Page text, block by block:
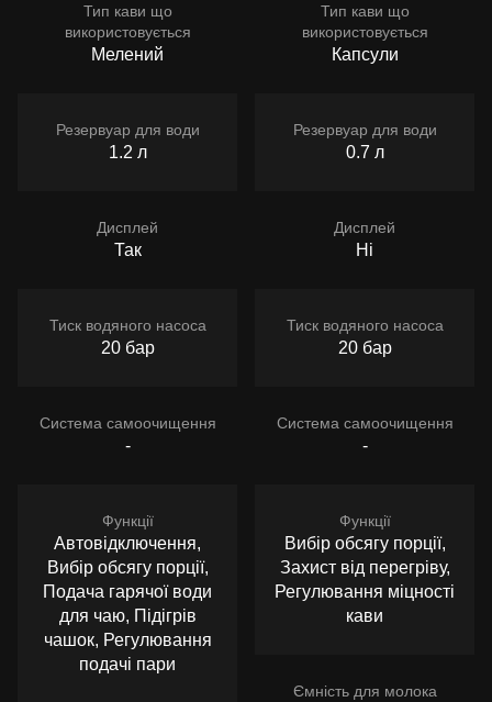
Тип кави що
використовується
Мелений
Резервуар для води
1.2 л
Дисплей
Так
Тиск водяного насоса
20 бар
Система самоочищення
-
Функції
Автовідключення,
Вибір обсягу порції,
Подача гарячої води
для чаю, Підігрів
чашок, Регулювання
подачі пари
Тип кави що
використовується
Капсули
Резервуар для води
0.7 л
Дисплей
Ні
Тиск водяного насоса
20 бар
Система самоочищення
-
Функції
Вибір обсягу порції,
Захист від перегріву,
Регулювання міцності
кави
Ємність для молока